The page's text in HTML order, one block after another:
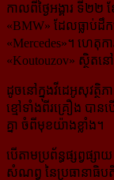
កាលពីថ្ងៃអង្គារ ទី២២ ខ
«BMW» ដែលធ្លាប់ដឹ
«Mercedes»។ ហេ
«Koutouzov» ស្ថិតន
ដូចនៅក្នុងវីដេអូសុវត្ថិ
ខ្មៅទាំងពីរគ្រឿង បា
គ្នា ចំពីមុខយ៉ាងខ្លាំង។
បើតាមប្រព័ន្ធផ្សព្វផ្ស
សំណព្វ នៃប្រធានាធិប